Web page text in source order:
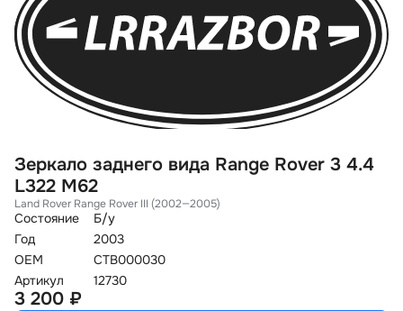
Зеркало заднего вида Range Rover 3 4.4
L322 M62
Land Rover Range Rover III (2002—2005)
Состояние
Б/у
Год
2003
OEM
CTB000030
Артикул
12730
3 200 ₽